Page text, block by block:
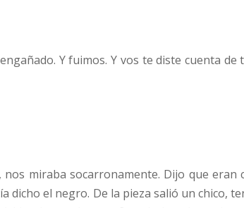
Y fuimos. Y vos te diste cuenta
miraba socarronamente. Dijo que eran
dicho el negro. De la pieza salió un chico,